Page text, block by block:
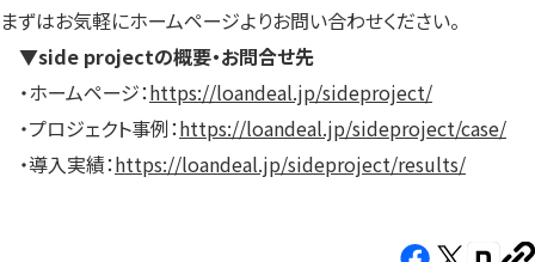
まずはお気軽にホームページよりお問い合わせください。
▼side projectの概要・お問合せ先
・ホームページ：https://loandeal.jp/sideproject/
・プロジェクト事例：https://loandeal.jp/sideproject/case/
・導入実績：https://loandeal.jp/sideproject/results/
Facebook（新
X（新 note（新